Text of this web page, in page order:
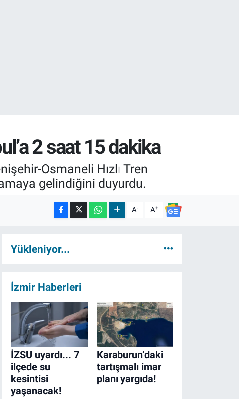
2 saat 15 dakika
Osmaneli Hızlı Tren
gelindiğini duyurdu.
A- A+
Yükleniyor...
İzmir Haberleri
İZSU uyardı... 7
ilçede su
kesintisi
yaşanacak!
Karaburun’daki
tartışmalı imar
planı yargıda!